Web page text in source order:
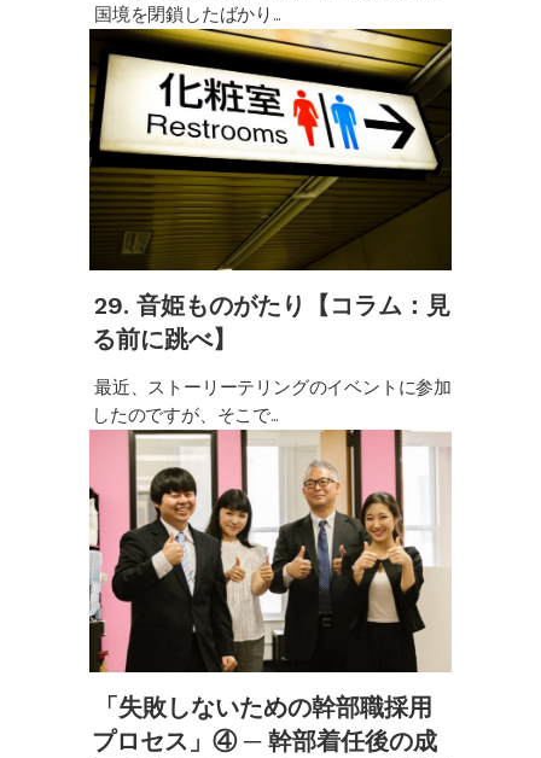
国境を閉鎖したばかり...
29. 音姫ものがたり【コラム：見
る前に跳べ】
最近、ストーリーテリングのイベントに参加
したのですが、そこで...
「失敗しないための幹部職採用
プロセス」④ ─ 幹部着任後の成